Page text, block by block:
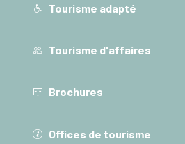
Tourisme adapté
Tourisme d'affaires
Brochures
Offices de tourisme